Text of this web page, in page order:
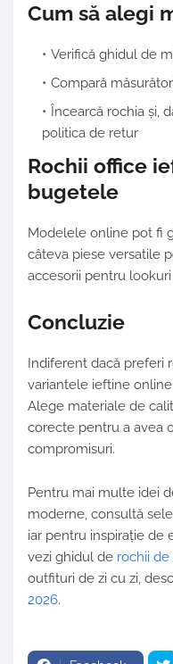
Cum să alegi
Verifică ghidul de
Compară
Încearcă rochia și,
politica de retur
Rochii office
bugetele
Modelele online pot fi
câteva piese versatile
accesorii pentru
Concluzie
Indiferent dacă preferi
variantele ieftine
Alege materiale de
corecte pentru a avea
compromisuri.
Pentru mai multe idei
moderne, consultă
iar pentru inspirație de
vezi ghidul de rochii de
outfituri de zi cu zi,
2026.